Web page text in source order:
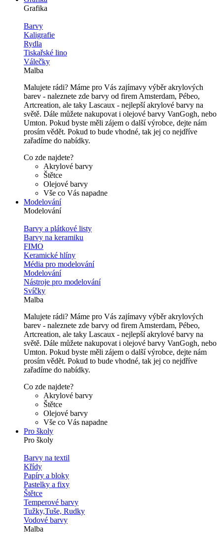
Grafika
Barvy
Kaligrafie
Rydla
Tiskařské lino
Válečky
Malba
Malujete rádi? Máme pro Vás zajímavy výběr akrylových
barev - naleznete zde barvy od firem Amsterdam, Pébeo,
Artcreation, ale taky Lascaux - nejlepší akrylové barvy na
světě. Dále můžete nakupovat i olejové barvy VanGogh, nebo
Umton. Pokud byste měli zájem o další výrobce, dejte nám
prosím vědět. Pokud to bude vhodné, tak jej co nejdříve
zařadíme do nabídky.
Co zde najdete?
Akrylové barvy
Štětce
Olejové barvy
Vše co Vás napadne
Modelování
Modelování
Barvy a plátkové listy
Barvy na keramiku
FIMO
Keramické hlíny
Média pro modelování
Modelování
Nástroje pro modelování
Svíčky
Malba
Malujete rádi? Máme pro Vás zajímavy výběr akrylových
barev - naleznete zde barvy od firem Amsterdam, Pébeo,
Artcreation, ale taky Lascaux - nejlepší akrylové barvy na
světě. Dále můžete nakupovat i olejové barvy VanGogh, nebo
Umton. Pokud byste měli zájem o další výrobce, dejte nám
prosím vědět. Pokud to bude vhodné, tak jej co nejdříve
zařadíme do nabídky.
Co zde najdete?
Akrylové barvy
Štětce
Olejové barvy
Vše co Vás napadne
Pro školy
Pro školy
Barvy na textil
Křídy
Papíry a bloky
Pastelky a fixy
Štětce
Temperové barvy
Tužky,Tuše, Rudky
Vodové barvy
Malba